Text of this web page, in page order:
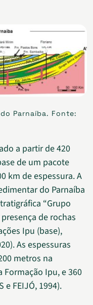
Parnaíba. Fonte:
a partir de 420
de um pacote
km de espessura. A
do Parnaíba
“Grupo
de rochas
Ipu (base),
As espessuras
metros na
Formação Ipu, e 360
e FEIJÓ, 1994).